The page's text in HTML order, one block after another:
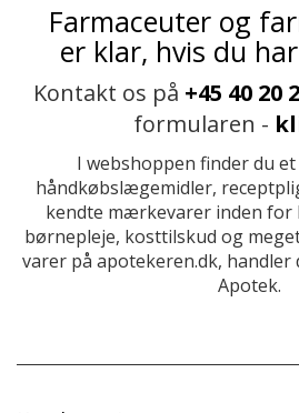
Farmaceuter og
er klar, hvis du
Kontakt os på +45 40 20
formularen -
I webshoppen finder du
håndkøbslægemidler,
kendte mærkevarer inden for
børnepleje, kosttilskud og
varer på apotekeren.dk, handler
Apotek.